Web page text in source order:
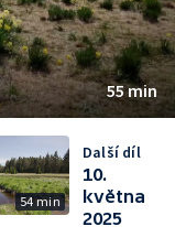
55 min
54 min
Další díl
10.
května
2025